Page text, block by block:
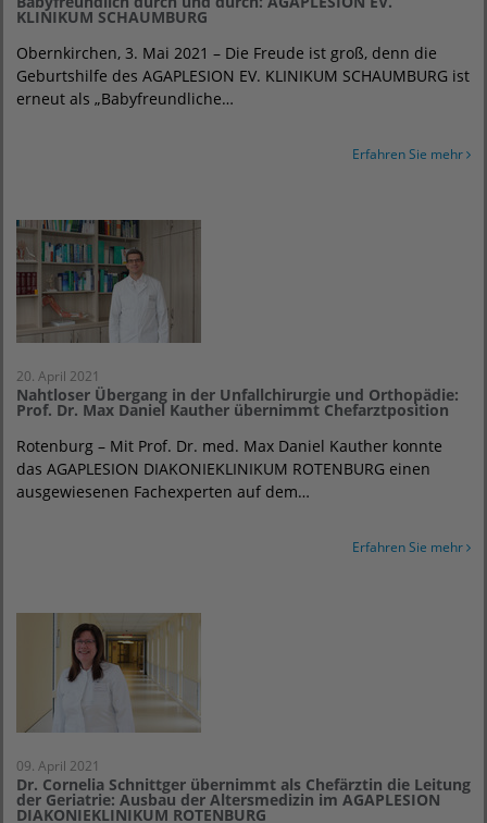
KLINIKUM SCHAUMBURG
Obernkirchen, 3. Mai 2021 – Die Freude ist groß, denn die
Geburtshilfe des AGAPLESION EV. KLINIKUM SCHAUMBURG ist
erneut als „Babyfreundliche…
Erfahren Sie mehr
20. April 2021
Nahtloser Übergang in der Unfallchirurgie und Orthopädie:
Prof. Dr. Max Daniel Kauther übernimmt Chefarztposition
Rotenburg – Mit Prof. Dr. med. Max Daniel Kauther konnte
das AGAPLESION DIAKONIEKLINIKUM ROTENBURG einen
ausgewiesenen Fachexperten auf dem…
Erfahren Sie mehr
09. April 2021
Dr. Cornelia Schnittger übernimmt als Chefärztin die Leitung
der Geriatrie: Ausbau der Altersmedizin im AGAPLESION
DIAKONIEKLINIKUM ROTENBURG